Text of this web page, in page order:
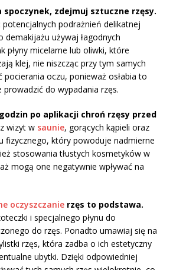
spoczynek, zdejmuj sztuczne rzęsy.
podrażnień delikatnej
demakijażu używaj łagodnych
płyny micelarne lub oliwki, które
klej, nie niszcząc przy tym samych
pocierania oczu, ponieważ osłabia to
do wypadania rzęs.
po aplikacji chroń rzęsy przed
wizyt w saunie, gorących kąpieli oraz
fizycznego, który powoduje nadmierne
stosowania tłustych kosmetyków w
mogą one negatywnie wpływać na
oczyszczanie rzęs to podstawa.
i specjalnego płynu do
do rzęs. Ponadto umawiaj się na
rzęs, która zadba o ich estetyczny
ubytki. Dzięki odpowiedniej